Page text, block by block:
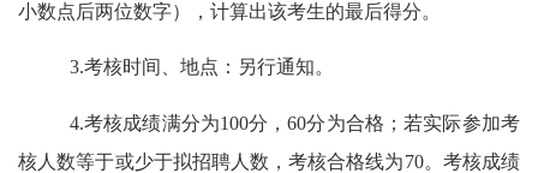
小数点后两位数字），计算出该考生的最后得分。
3.考核时间、地点：另行通知。
4.考核成绩满分为100分，60分为合格 ；若实际参加考
核人数等于或少于拟招聘人数，考核合格线为70。考核成绩